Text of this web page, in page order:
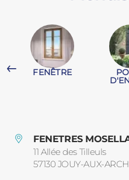
FENÊTRE
FENETRES
11 Allée des Tilleuls
57130 JOUY-AUX-
CARPORTS
CLÔTURES